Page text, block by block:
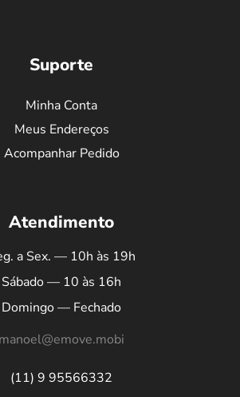
Suporte
Minha Conta
Meus Endereços
Acompanhar Pedido
Atendimento
a Sex. — 10h às 19h
Sábado — 10 às 16h
Domingo — Fechado
manoel@emove.mobi
(11) 9 95566332